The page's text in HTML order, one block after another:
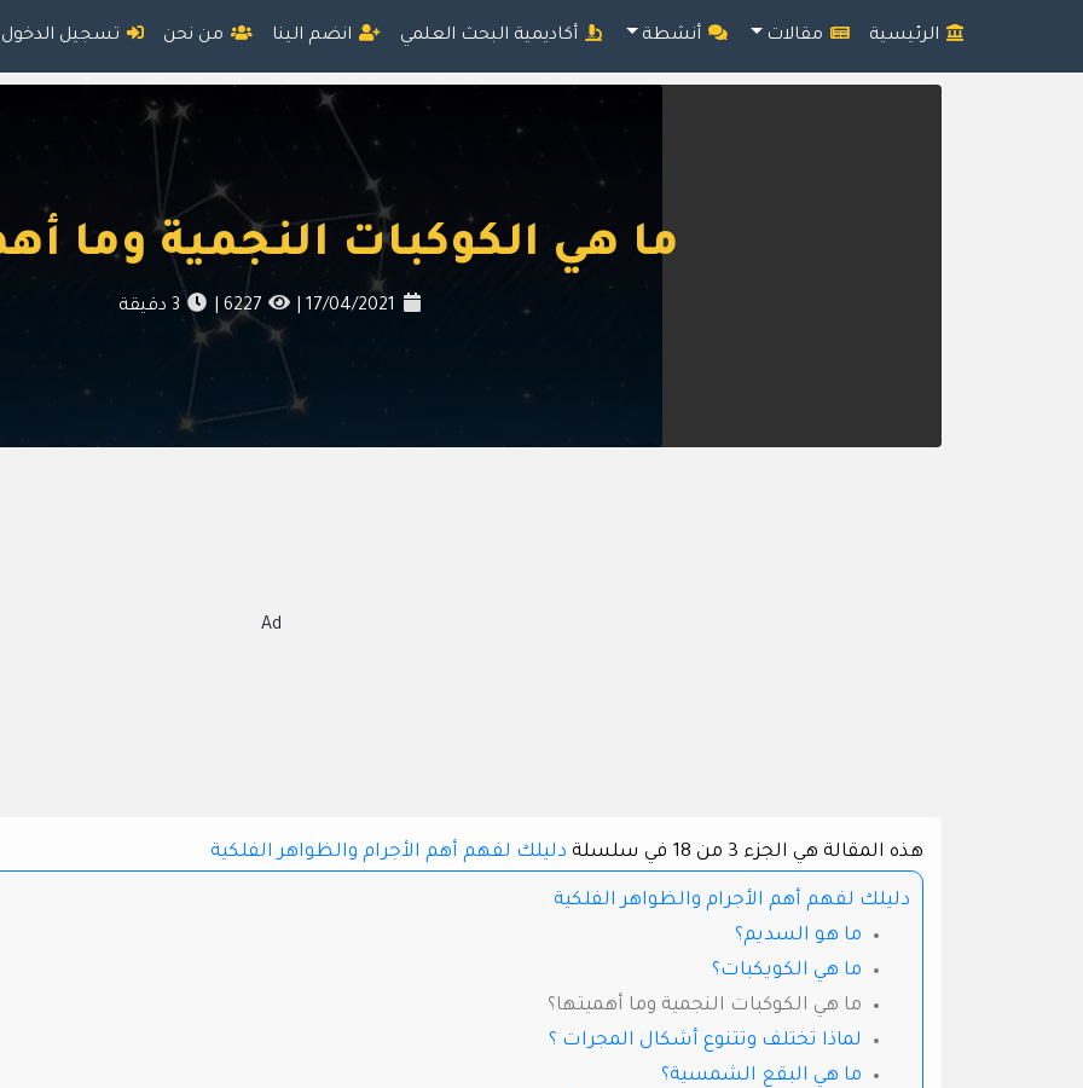
الرئيسية مقالات أنشطة أكاديمية البحث العلمي انضم الينا من نحن تسجيل الدخول
ما هي الكوكبات النجمية وما
17/04/2021
3 دقيقة
Ad
هذه المقالة هي الجزء 3 من 18 في سلسلة دليلك لفهم أهم الأجرام والظواهر الفلكية
دليلك لفهم أهم الأجرام والظواهر الفلكية
ما هو السديم؟
ما هي الكويكبات؟
ما هي الكوكبات النجمية وما أهميتها؟
لماذا تختلف وتتنوع أشكال المجرات ؟
ما هي البقع الشمسية؟